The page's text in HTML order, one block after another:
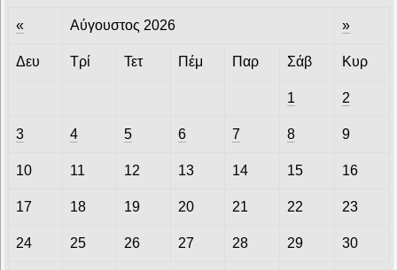
« Αύγουστος 2026 »
Δευ Τρί Τετ Πέμ Παρ Σάβ Κυρ
1 2
3 4 5 6 7 8 9
10 11 12 13 14 15 16
17 18 19 20 21 22 23
24 25 26 27 28 29 30